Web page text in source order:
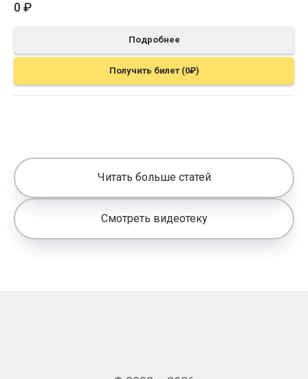
0₽
Подробнее
Получить билет (0₽)
Читать больше статей
Смотреть видеотеку